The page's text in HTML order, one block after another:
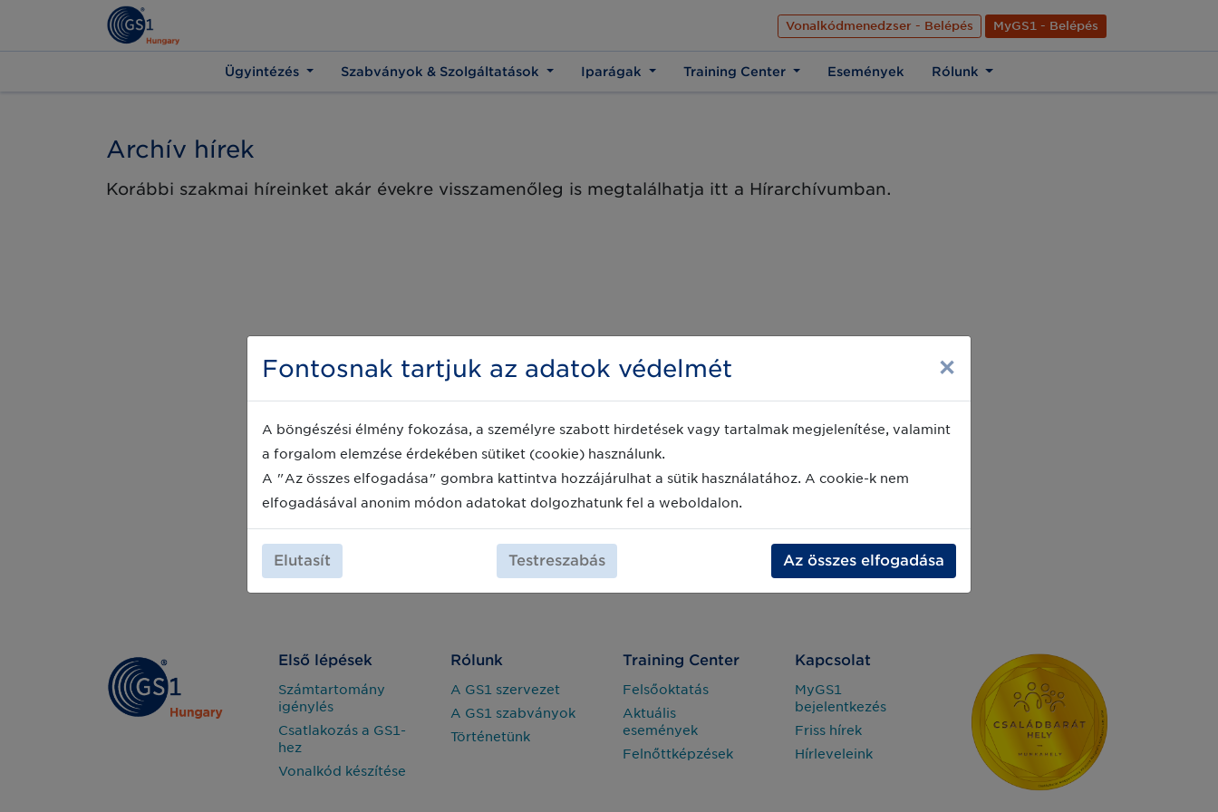
Az üzleti élet közös nyelve Hírek Kapcsolat Rólunk
EN
Vonalkódmenedzser - Belépés
MyGS1 - Belépés
Ügyintézés Szabványok & Szolgáltatások Iparágak Training Center Események Rólunk
Archív hírek
Korábbi szakmai híreinket akár évekre visszamenőleg is megtalálhatja itt a Hírarchívumban.
Első lépések
Számtartomány
igénylés
Csatlakozás a GS1-
hez
Vonalkód készítése
Rólunk
A GS1 szervezet
A GS1 szabványok
Történetünk
Training Center
Felsőoktatás
Aktuális
események
Felnőttképzések
Kapcsolat
MyGS1
bejelentkezés
Friss hírek
Hírleveleink
Fontosnak tartjuk az adatok védelmét ×
A böngészési élmény fokozása, a személyre szabott hirdetések vagy tartalmak megjelenítése, valamint
a forgalom elemzése érdekében sütiket (cookie) használunk.
A "Az összes elfogadása" gombra kattintva hozzájárulhat a sütik használatához. A cookie-k nem
elfogadásával anonim módon adatokat dolgozhatunk fel a weboldalon.
Elutasít Testreszabás Az összes elfogadása